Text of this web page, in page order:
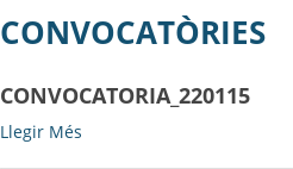
CONVOCATÒRIES
CONVOCATORIA_220115
CONVOCATORIA_220115
Llegir Més